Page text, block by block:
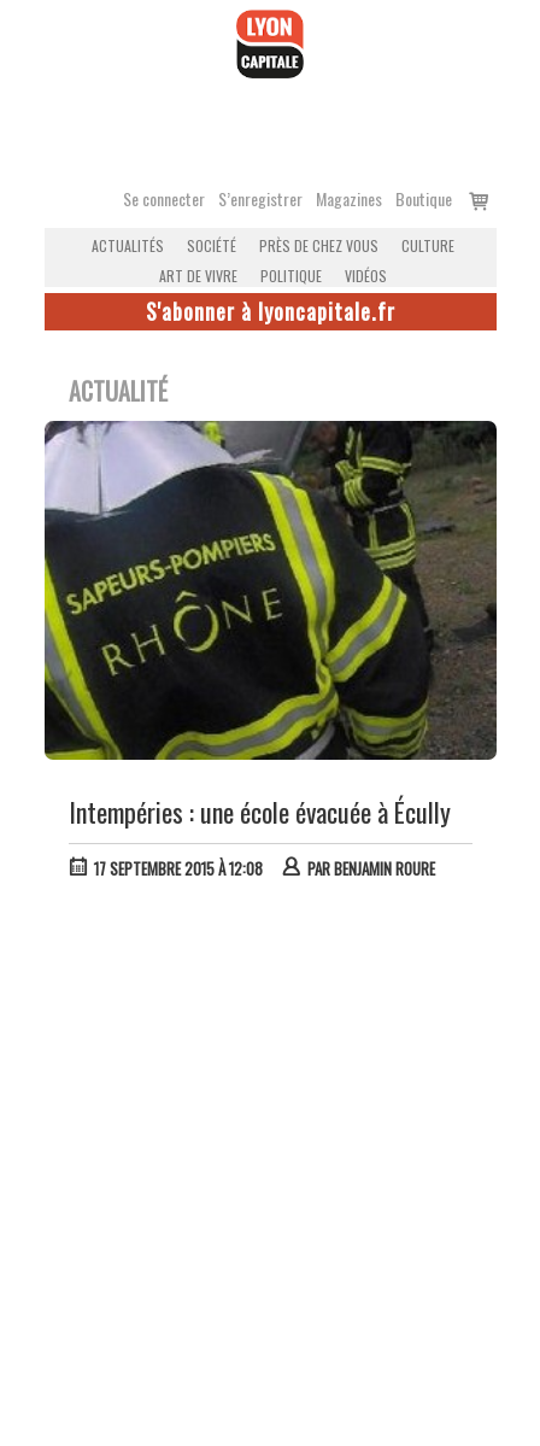
Se connecter S’enregistrer Magazines Boutique
Voir
ACTUALITÉS SOCIÉTÉ PRÈS DE CHEZ VOUS
CULTURE
ART DE VIVRE
POLITIQUE VIDÉOS
S'abonner à lyoncapitale.fr
ACTUALITÉ
Intempéries : une école évacuée à Écully
17 SEPTEMBRE 2015 À 12:08 PARBENJAMIN ROURE